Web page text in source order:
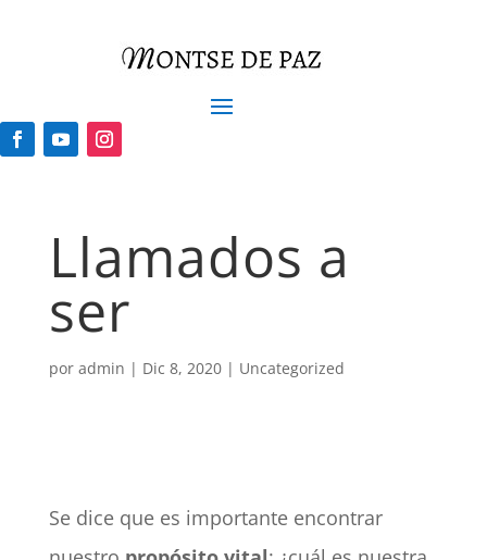
Llamados a
ser
por admin | Dic 8, 2020| Uncategorized
Se dice que es importante encontrar